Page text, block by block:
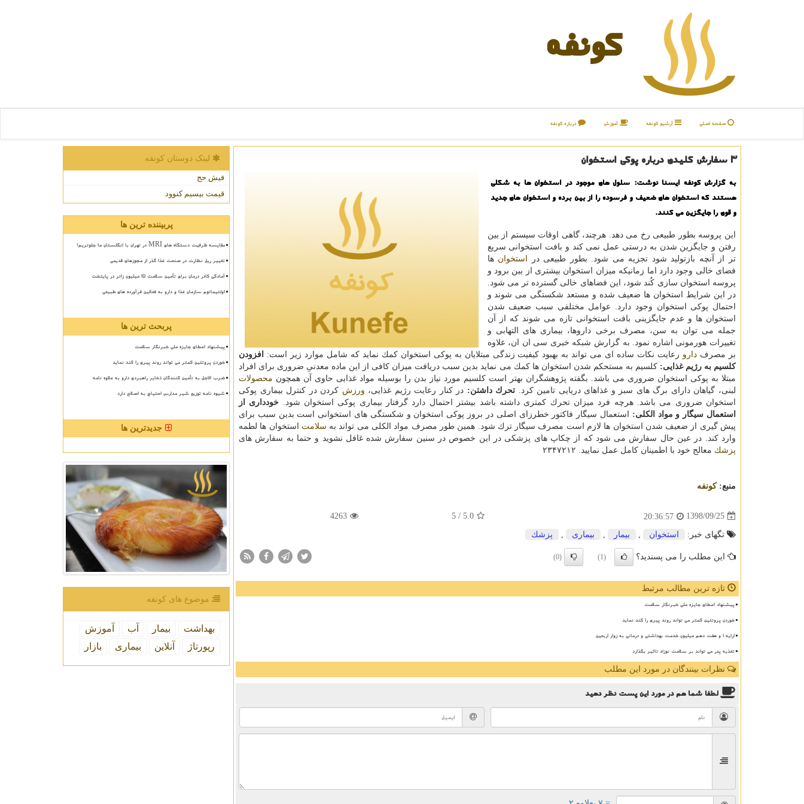
كونفه
صفحه اصلی آرشیو كونفه آموزش درباره كونفه
۳ سفارش كلیدی درباره پوكی استخوان
به گزارش كونفه ایسنا نوشت: سلول های موجود در استخوان ها به شكلی
هستند كه استخوان های ضعیف و فرسوده را از بین برده و استخوان های جدید
و قوی را جایگزین می كنند.
این پروسه بطور طبیعی رخ می دهد. هرچند، گاهی اوقات سیستم از بین
رفتن و جایگزین شدن به درستی عمل نمی كند و بافت استخوانی سریع
تر از آنچه بازتولید شود تجزیه می شود. بطور طبیعی در
استخوان ها
فضای خالی وجود دارد اما زمانیكه میزان استخوان بیشتری از بین برود و
پروسه استخوان سازی كُند شود، این فضاهای خالی گسترده تر می شود.
در این شرایط استخوان ها ضعیف شده و مستعد شكستگی می شوند و
احتمال پوكی استخوان وجود دارد. عوامل مختلفی سبب ضعیف شدن
استخوان ها و عدم جایگزینی بافت استخوانی تازه می شوند كه از آن
جمله می توان به سن، مصرف برخی داروها، بیماری های التهابی و
تغییرات هورمونی اشاره نمود. به گزارش شبكه خبری سی ان ان، علاوه
بر مصرف دارو رعایت نكات ساده ای می تواند به بهبود كیفیت زندگی مبتلایان به پوكی استخوان كمك نماید كه شامل موارد زیر است:
افزودن
كلسیم به رژیم غذایی:كلسیم به مستحكم شدن استخوان ها كمك می نماید بدین سبب دریافت میزان كافی از این ماده معدنیِ ضروری برای افراد
مبتلا به پوكی استخوان ضروری می باشد. بگفته پژوهشگران بهتر است كلسیم مورد نیاز بدن را بوسیله مواد غذایی حاوی آن همچون محصولات
لبنی، گیاهان دارای برگ های سبز و غذاهای دریایی تامین كرد. تحرك داشتن: در كنار رعایت رژیم غذایی، ورزش كردن در كنترل بیماری پوكی
استخوان ضروری می باشد. هرچه فرد میزان تحرك كمتری داشته باشد بیشتر احتمال دارد گرفتار بیماری پوكی استخوان شود. خودداری از
استعمال سیگار و مواد الكلی:
استعمال سیگار فاكتور خطرزای اصلی در بروز پوكی استخوان و شكستگی های استخوانی است بدین سبب برای
پیش گیری از ضعیف شدن استخوان ها لازم است مصرف سیگار ترك شود. همین طور مصرف مواد الكلی می تواند به سلامت استخوان ها لطمه
وارد كند. در عین حال سفارش می شود كه از چكاپ های پزشكی در این خصوص در سنین سفارش شده غافل نشوید و حتما به سفارش های
پزشك معالج خود با اطمینان كامل عمل نمایید. ۲۳۴۷۲۱۲
منبع:كونفه
1398/09/25
20:36:57
5.0
/ 5
4263
تگهای خبر: استخوان بیمار بیماری پزشك
این مطلب را می پسندید؟ (1)
(0)
تازه ترین مطالب مرتبط
پیشنهاد اعطای جایزه ملی خبرنگار سلامت
خوردن پروتئین کمتر می تواند روند پیری را کند نماید
ارایه ۱ و هفت دهم میلیون خدمت بهداشتی و درمانی به زوار اربعین
تغذیه پدر می تواند بر سلامت نوزاد تاثیر بگذارد
نظرات بینندگان در مورد این مطلب
لطفا شما همدر مورد این پستنظر دهید
لینک دوستان كونفه
فیش حج
قیمت بیسیم کنوود
پربیننده ترین ها
مقایسه ظرفیت دستگاه های MRI در تهران با انگلستان ما جلوتریم!
تغییر ریل نظارت در صنعت غذا گذر از مجوزهای قدیمی
آمادگی کادر درمان برای تأمین سلامت 15 میلیون زائر در پایتخت
اولتیماتوم سازمان غذا و دارو به فعالین فرآورده های طبیعی
پربحث ترین ها
پیشنهاد اعطای جایزه ملی خبرنگار سلامت
خوردن پروتئین کمتر می تواند روند پیری را کند نماید
ضرب الاجل به تأمین کنندگان ذخایر راهبردی دارو به علاوه نامه
شیوه نامه توزیع شیر مدارس احتیاج به اصلاح دارد
جدیدترین ها
موضوع های كونفه
بهداشت بیمار آب
آموزش
رپورتاژ
آنلاین بیماری بازار